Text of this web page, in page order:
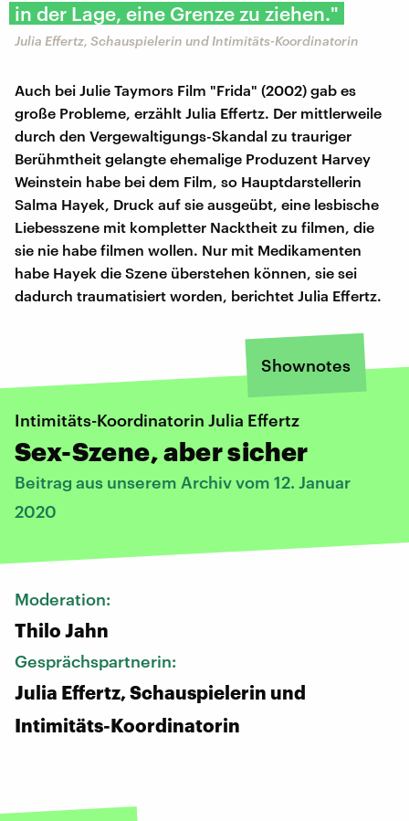
in der Lage, eine Grenze zu ziehen."
Julia Effertz, Schauspielerin und Intimitäts-Koordinatorin
Auch bei Julie Taymors Film "Frida" (2002) gab es
große Probleme, erzählt Julia Effertz. Der mittlerweile
durch den Vergewaltigungs-Skandal zu trauriger
Berühmtheit gelangte ehemalige Produzent Harvey
Weinstein habe bei dem Film, so Hauptdarstellerin
Salma Hayek, Druck auf sie ausgeübt, eine lesbische
Liebesszene mit kompletter Nacktheit zu filmen, die
sie nie habe filmen wollen. Nur mit Medikamenten
habe Hayek die Szene überstehen können, sie sei
dadurch traumatisiert worden, berichtet Julia Effertz.
Shownotes
Intimitäts-Koordinatorin Julia Effertz
Sex-Szene, aber sicher
Beitrag aus unserem Archiv vom 12. Januar
2020
Moderation:
Thilo Jahn
Gesprächspartnerin:
Julia Effertz, Schauspielerin und
Intimitäts-Koordinatorin